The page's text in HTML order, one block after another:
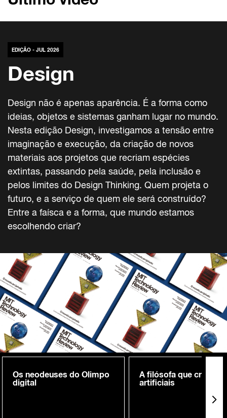
EDIÇÃO - JUL 2026
Design
Design não é apenas aparência. É a forma como
ideias, objetos e sistemas ganham lugar no mundo.
Nesta edição Design, investigamos a tensão entre
imaginação e execução, da criação de novos
materiais aos projetos que recriam espécies
extintas, passando pela saúde, pela inclusão e
pelos limites do Design Thinking. Quem projeta o
futuro, e a serviço de quem ele será construído?
Entre a faísca e a forma, que mundo estamos
escolhendo criar?
Os neodeuses do Olimpo
digital
A filósofa que cria
artificiais